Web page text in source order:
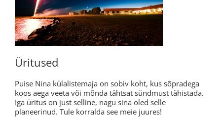
Üritused
Puise Nina külalistemaja on sobiv koht, kus sõpradega
koos aega veeta või mõnda tähtsat sündmust tähistada.
Iga üritus on just selline, nagu sina oled selle
planeerinud. Tule korralda see meie juures!